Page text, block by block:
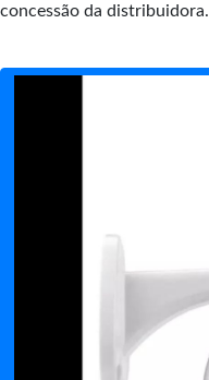
concessão da distribuidora.